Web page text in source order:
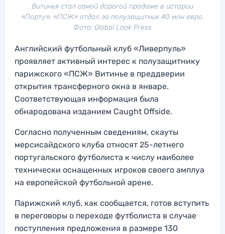
Витинья стал самой дорогой продаже в истории
«Порту», «ПСЖ» отдал за полузащитник 40 млн евро.
Фото: Global Look Press
Английский футбольный клуб «Ливерпуль»
проявляет активный интерес к полузащитнику
парижского «ПСЖ» Витинье в преддверии
открытия трансферного окна в январе.
Соответствующая информация была
обнародована изданием Caught Offside.
Согласно полученным сведениям, скауты
мерсисайдского клуба относят 25-летнего
португальского футболиста к числу наиболее
технически оснащенных игроков своего амплуа
на европейской футбольной арене.
Парижский клуб, как сообщается, готов вступить
в переговоры о переходе футболиста в случае
поступления предложения в размере 130